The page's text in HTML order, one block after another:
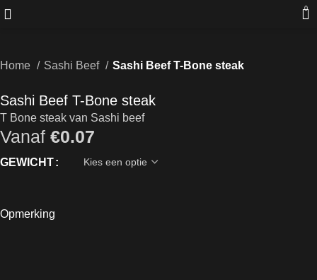
0
Home Sashi Beef Sashi Beef T-Bone steak
Sashi Beef T-Bone steak
T Bone steak van Sashi beef
Vanaf €0.07
GEWICHT
Opmerking